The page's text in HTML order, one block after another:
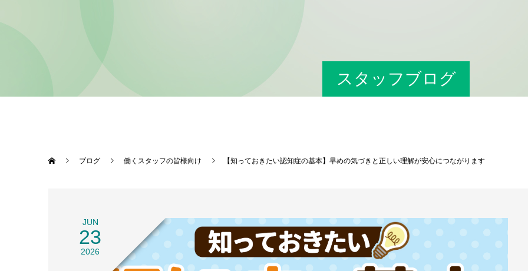
スタッフブログ
ブログ 働くスタッフの皆様向け 【知っておきたい認知症の基本】早めの気づきと正しい理解が安心につながります
JUN
23
2026